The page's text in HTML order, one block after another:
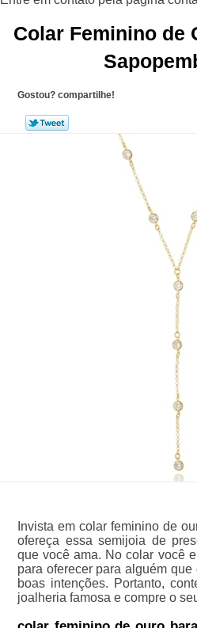
Colar Feminino de
Gostou? compartilhe!
Invista em colar feminino de
ofereça essa semijoia de
que você ama. No colar você
para oferecer para alguém
boas intenções. Portanto,
joalheria famosa e compre o